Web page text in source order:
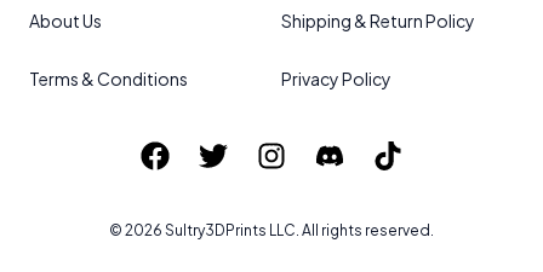
About Us
Terms & Conditions
Shipping & Return Policy
Privacy Policy
© 2026 Sultry3DPrints LLC. All rights reserved.